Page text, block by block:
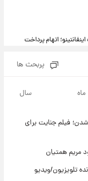
اتهام پرداخت
می‌یابد؟
پربحث ها
ماه سال
فیلم جنایت برای
مریم همتیان
تلویزیون/ویدیو